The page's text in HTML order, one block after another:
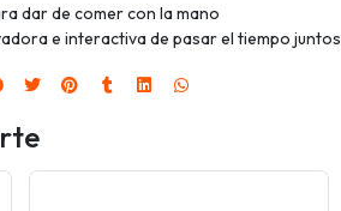
dar de comer con la mano
e interactiva de pasar el tiempo juntos